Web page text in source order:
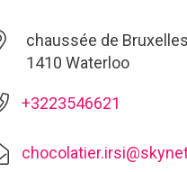
chaussée de
1410 Waterloo
+3223546621